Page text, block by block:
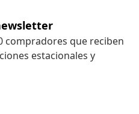
compradores que reciben
estacionales y